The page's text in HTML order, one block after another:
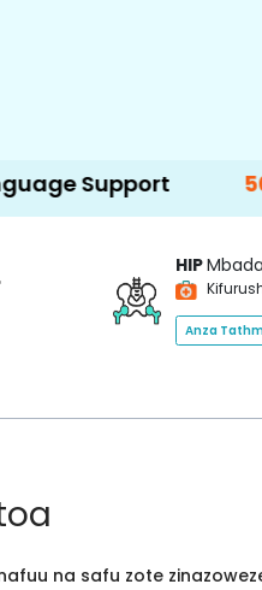
500+
HIP
Anza
na safu zote